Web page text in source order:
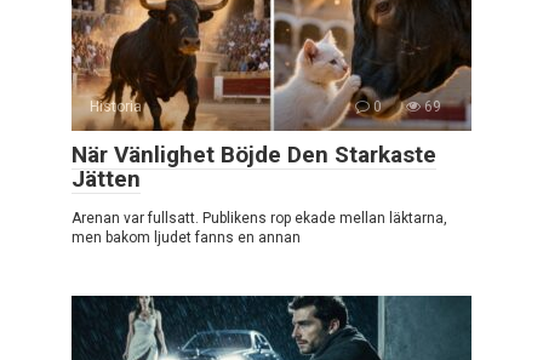
Historia 0 69
När Vänlighet Böjde Den Starkaste
Jätten
Arenan var fullsatt. Publikens rop ekade mellan läktarna,
men bakom ljudet fanns en annan